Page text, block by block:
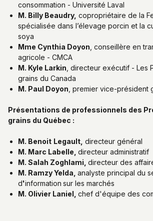
consommation - Université Laval
M. Billy Beaudry, copropriétaire de la
spécialisée dans l’élevage porcin et la
soya
Mme Cynthia Doyon , conseillère en
agricole - CMCA
M. Kyle Larkin , directeur exécutif - Les
grains du Canada
M. Paul Doyon , premier vice-président
Présentations de professionnels des
grains du Québec :
M. Benoit Legault, directeur général
M. Marc Labelle, directeur administratif
M. Salah Zoghlami, directeur des
M. Ramzy Yelda, analyste principal du
d'information sur les marchés
M. Olivier Laniel, chef d'équipe des